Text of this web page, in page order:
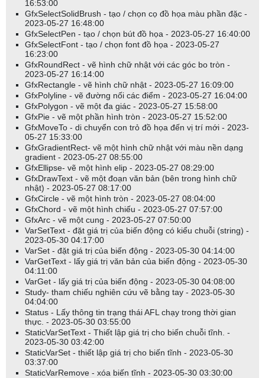
EnableTextOutput(0);
EnableTextOutput(1);
Chia sẻ:
16:53:00
GfxSelectSolidBrush - tạo / chọn cọ đồ họa màu phần đặc -
2023-05-27 16:48:00
GfxSelectPen - tạo / chọn bút đồ họa - 2023-05-27 16:40:00
GfxSelectFont - tạo / chọn font đồ họa - 2023-05-27
16:23:00
GfxRoundRect - vẽ hình chữ nhật với các góc bo tròn -
2023-05-27 16:14:00
GfxRectangle - vẽ hình chữ nhật - 2023-05-27 16:09:00
GfxPolyline - vẽ đường nối các điểm - 2023-05-27 16:04:00
GfxPolygon - vẽ một đa giác - 2023-05-27 15:58:00
GfxPie - vẽ một phần hình tròn - 2023-05-27 15:52:00
GfxMoveTo - di chuyển con trỏ đồ họa đến vị trí mới - 2023-
05-27 15:33:00
GfxGradientRect- vẽ một hình chữ nhật với màu nền dạng
gradient - 2023-05-27 08:55:00
GfxEllipse- vẽ một hình elip - 2023-05-27 08:29:00
GfxDrawText - vẽ một đoạn văn bản (bên trong hình chữ
nhật) - 2023-05-27 08:17:00
GfxCircle - vẽ một hình tròn - 2023-05-27 08:04:00
GfxChord - vẽ một hình chiếu - 2023-05-27 07:57:00
GfxArc - vẽ một cung - 2023-05-27 07:50:00
VarSetText - đặt giá trị của biến động có kiểu chuỗi (string) -
2023-05-30 04:17:00
VarSet - đặt giá trị của biến động - 2023-05-30 04:14:00
VarGetText - lấy giá trị văn bản của biến động - 2023-05-30
04:11:00
VarGet - lấy giá trị của biến động - 2023-05-30 04:08:00
Study- tham chiếu nghiên cứu vẽ bằng tay - 2023-05-30
04:04:00
Status - Lấy thông tin trạng thái AFL chạy trong thời gian
thực. - 2023-05-30 03:55:00
StaticVarSetText - Thiết lập giá trị cho biến chuỗi tĩnh. -
2023-05-30 03:42:00
StaticVarSet - thiết lập giá trị cho biến tĩnh - 2023-05-30
03:37:00
StaticVarRemove - xóa biến tĩnh - 2023-05-30 03:30:00